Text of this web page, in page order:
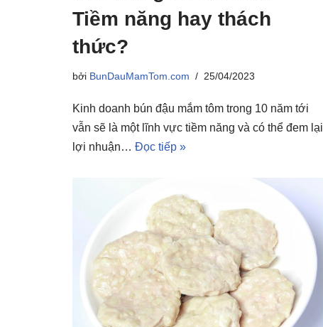
Tiềm năng hay thách
thức?
bởi BunDauMamTom.com 25/04/2023
Kinh doanh bún đậu mắm tôm trong 10 năm tới
vẫn sẽ là một lĩnh vực tiềm năng và có thể đem lại
lợi nhuận… Đọc tiếp »